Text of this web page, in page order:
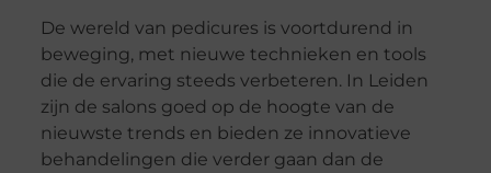
De wereld van pedicures is voortdurend in
beweging, met nieuwe technieken en tools
die de ervaring steeds verbeteren. In Leiden
zijn de salons goed op de hoogte van de
nieuwste trends en bieden ze innovatieve
behandelingen die verder gaan dan de